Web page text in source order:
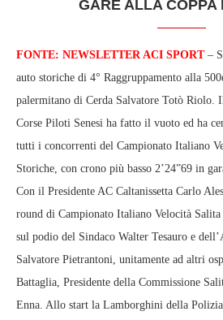
GARE ALLA COPPA
FONTE: NEWSLETTER ACI SPORT –
auto storiche di 4° Raggruppamento alla
palermitano di Cerda Salvatore Totò Riolo.
Corse Piloti Senesi ha fatto il vuoto ed ha
tutti i concorrenti del Campionato Italiano
Storiche, con crono più basso 2’24”69 in
Con il Presidente AC Caltanissetta Carlo
round di Campionato Italiano Velocità
sul podio del Sindaco Walter Tesauro e
Salvatore Pietrantoni, unitamente ad altri
Battaglia, Presidente della Commissione
Enna. Allo start la Lamborghini della